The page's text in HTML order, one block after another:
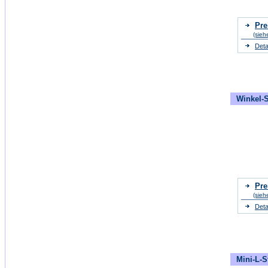
Winkel-
Mini-L-